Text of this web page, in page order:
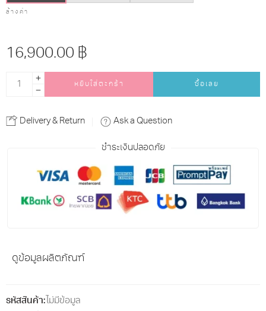
ล้างค่า
16,900.00 ฿
หยิบใส่ตะกร้า ซื้อเลย
Delivery & Return Ask a Question
ชำระเงินปลอดภัย
ดูข้อมูลผลิตภัณฑ์
รหัสสินค้า: ไม่มีข้อมูล